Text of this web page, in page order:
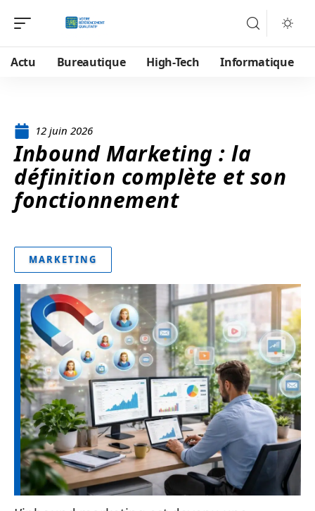
Actu Bureautique High-Tech Informatique
12 juin 2026
Inbound Marketing : la
définition complète et son
fonctionnement
MARKETING